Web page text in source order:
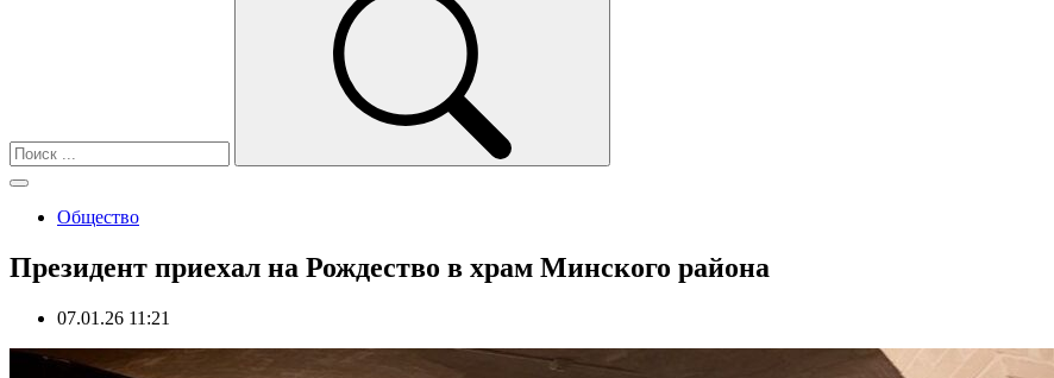
Общество
Президент приехал на Рождество в храм Минского района
07.01.26 11:21